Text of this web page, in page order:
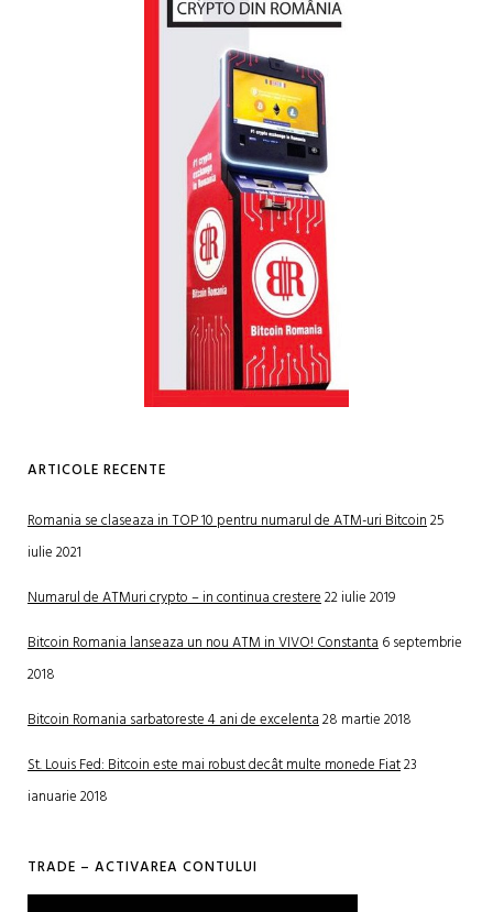
ARTICOLE RECENTE
Romania se claseaza in TOP 10 pentru numarul de ATM-uri Bitcoin25
iulie 2021
Numarul de ATMuri crypto – in continua crestere22 iulie 2019
Bitcoin Romania lanseaza un nou ATM in VIVO! Constanta6 septembrie
2018
Bitcoin Romania sarbatoreste 4 ani de excelenta28 martie 2018
St. Louis Fed: Bitcoin este mai robust decât multe monede Fiat23
ianuarie 2018
TRADE – ACTIVAREA CONTULUI